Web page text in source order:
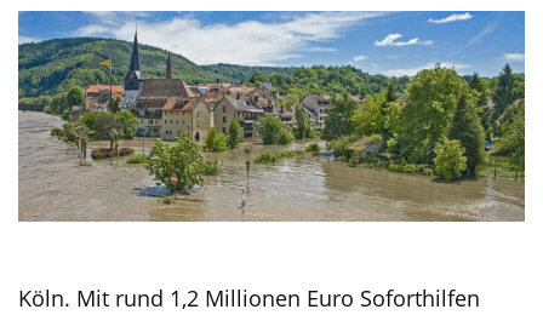
Köln. Mit rund 1,2 Millionen Euro Soforthilfen